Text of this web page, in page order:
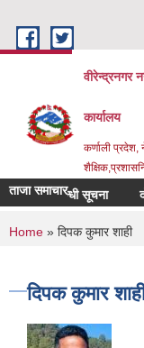
वीरेन्द्रनगर
कार्यालय
कर्णाली प्रदेश,
ताजा समाचार
सम्बन्धी सूचना
You are
Home » दिपक कुमार शाही
दिपक कुमार